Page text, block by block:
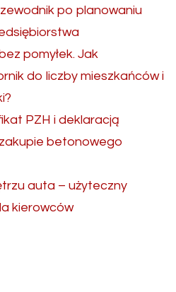
po planowaniu
pomyłek. Jak
do liczby mieszkańców i
PZH i deklaracją
betonowego
auta – użyteczny
kierowców